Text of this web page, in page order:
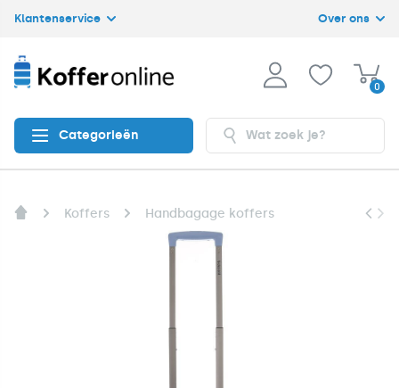
Klantenservice Over ons
0
Categorieën
Koffers Handbagage koffers